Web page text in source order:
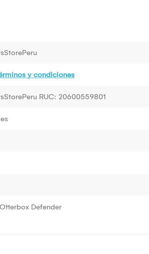
y condiciones
RUC: 20600559801
Defender